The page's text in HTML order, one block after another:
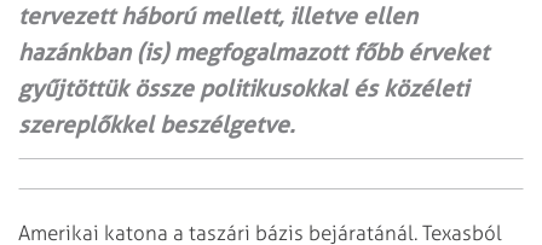
tervezett háború mellett, illetve ellen
hazánkban (is) megfogalmazott főbb érveket
gyűjtöttük össze politikusokkal és közéleti
szereplőkkel beszélgetve.
Amerikai katona a taszári bázis bejáratánál. Texasból